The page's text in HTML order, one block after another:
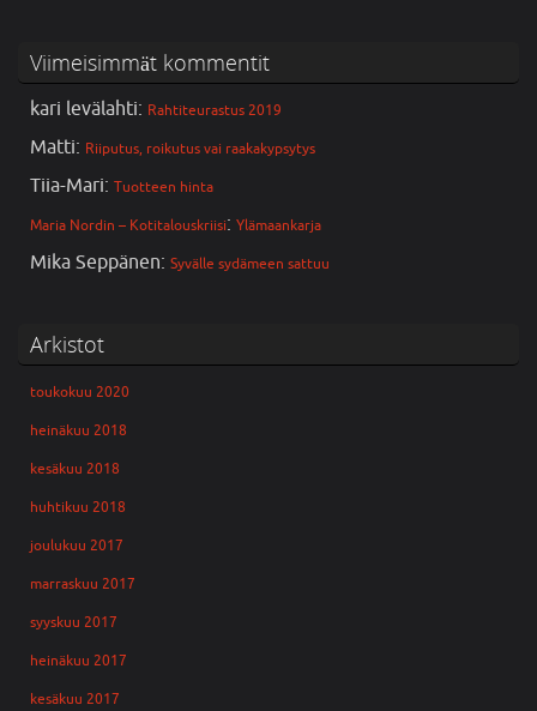
Viimeisimmät kommentit
kari levälahti: Rahtiteurastus 2019
Matti: Riiputus, roikutus vai raakakypsytys
Tiia-Mari: Tuotteen hinta
Maria Nordin – Kotitalouskriisi: Ylämaankarja
Mika Seppänen: Syvälle sydämeen sattuu
Arkistot
toukokuu 2020
heinäkuu 2018
kesäkuu 2018
huhtikuu 2018
joulukuu 2017
marraskuu 2017
syyskuu 2017
heinäkuu 2017
kesäkuu 2017